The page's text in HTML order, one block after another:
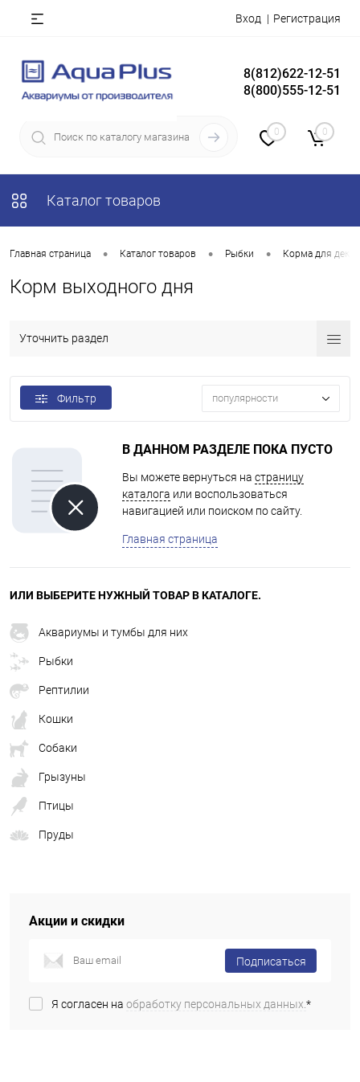
Вход Регистрация
8(812)622-12-51
8(800)555-12-51
0 0
Каталог товаров
Главная страница • Каталог товаров • Рыбки • Корма для
Корм выходного дня
Уточнить раздел
Фильтр популярности
В ДАННОМ РАЗДЕЛЕ ПОКА ПУСТО
Вы можете вернуться на страницу
каталога или воспользоваться
навигацией или поиском по сайту.
Главная страница
ИЛИ ВЫБЕРИТЕ НУЖНЫЙ ТОВАР В КАТАЛОГЕ.
Аквариумы и тумбы для них
Рыбки
Рептилии
Кошки
Собаки
Грызуны
Птицы
Пруды
Акции и скидки
Подписаться
Я согласен на обработку персональных данных.*